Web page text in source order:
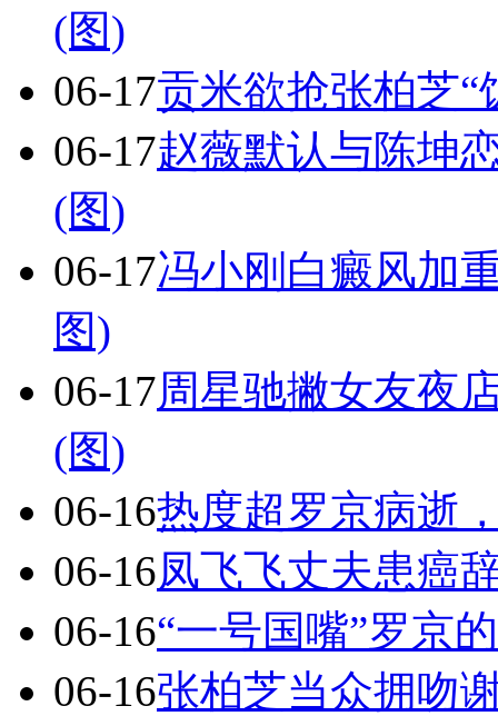
(图)
06-17贡米欲抢张柏芝“
06-17赵薇默认与陈坤
(图)
06-17冯小刚白癜风加
图)
06-17周星驰撇女友夜
(图)
06-16热度超罗京病逝
06-16凤飞飞丈夫患癌
06-16“一号国嘴”罗京
06-16张柏芝当众拥吻